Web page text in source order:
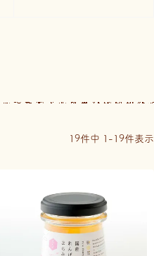
19件中 1 - 19件表示